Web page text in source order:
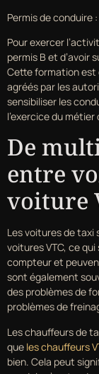
Permis de conduire :
Pour exercer
permis B et d’avoir
Cette formation est
agréés par les
sensibiliser les
l’exercice du métier
De
entre
voiture
Les voitures de taxi
voitures VTC, ce
compteur et
sont également
des problèmes de
problèmes de
Les chauffeurs de
que les chauffeurs
bien. Cela peut